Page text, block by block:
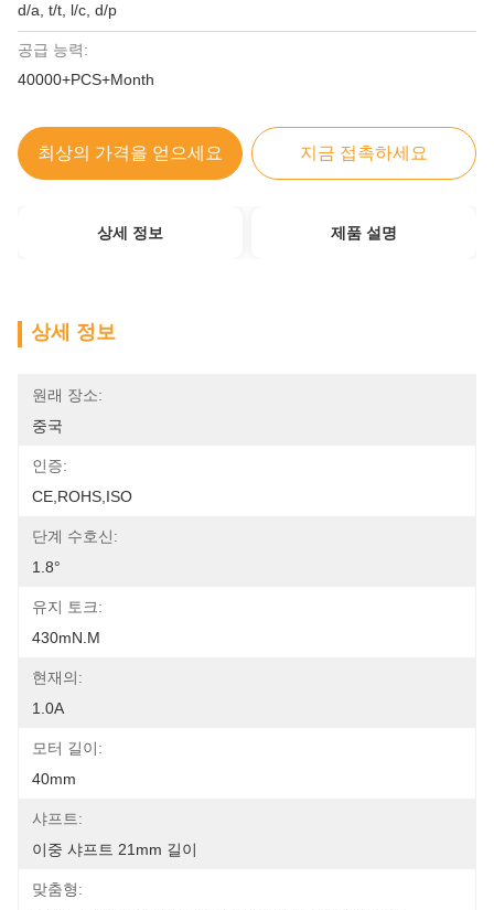
d/a, t/t, l/c, d/p
공급 능력:
40000+PCS+Month
최상의 가격을 얻으세요 지금 접촉하세요
상세 정보 제품 설명
상세 정보
원래 장소:
중국
인증:
CE,ROHS,ISO
단계 수호신:
1.8°
유지 토크:
430mN.m
현재의:
1.0A
모터 길이:
40mm
샤프트:
이중 샤프트 21mm 길이
맞춤형: